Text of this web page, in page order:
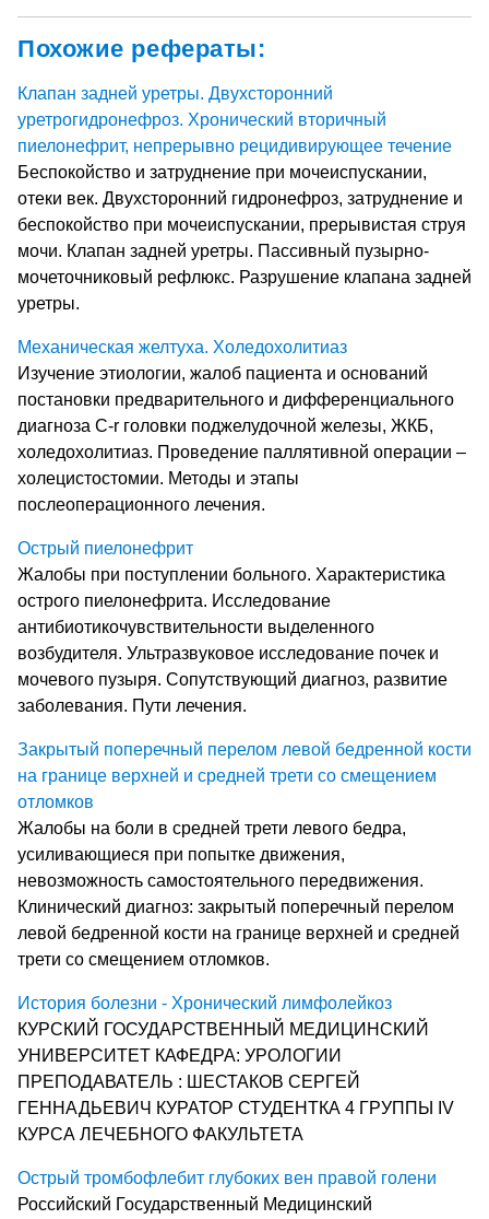
Похожие рефераты:
Клапан задней уретры. Двухсторонний
уретрогидронефроз. Хронический вторичный
пиелонефрит, непрерывно рецидивирующее течение
Беспокойство и затруднение при мочеиспускании,
отеки век. Двухсторонний гидронефроз, затруднение и
беспокойство при мочеиспускании, прерывистая струя
мочи. Клапан задней уретры. Пассивный пузырно-
мочеточниковый рефлюкс. Разрушение клапана задней
уретры.
Механическая желтуха. Холедохолитиаз
Изучение этиологии, жалоб пациента и оснований
постановки предварительного и дифференциального
диагноза C-r головки поджелудочной железы, ЖКБ,
холедохолитиаз. Проведение паллятивной операции –
холецистостомии. Методы и этапы
послеоперационного лечения.
Острый пиелонефрит
Жалобы при поступлении больного. Характеристика
острого пиелонефрита. Исследование
антибиотикочувствительности выделенного
возбудителя. Ультразвуковое исследование почек и
мочевого пузыря. Сопутствующий диагноз, развитие
заболевания. Пути лечения.
Закрытый поперечный перелом левой бедренной кости
на границе верхней и средней трети со смещением
отломков
Жалобы на боли в средней трети левого бедра,
усиливающиеся при попытке движения,
невозможность самостоятельного передвижения.
Клинический диагноз: закрытый поперечный перелом
левой бедренной кости на границе верхней и средней
трети со смещением отломков.
История болезни - Хронический лимфолейкоз
КУРСКИЙ ГОСУДАРСТВЕННЫЙ МЕДИЦИНСКИЙ
УНИВЕРСИТЕТ КАФЕДРА: УРОЛОГИИ
ПРЕПОДАВАТЕЛЬ : ШЕСТАКОВ СЕРГЕЙ
ГЕННАДЬЕВИЧ КУРАТОР СТУДЕНТКА 4 ГРУППЫ IV
КУРСА ЛЕЧЕБНОГО ФАКУЛЬТЕТА
Острый тромбофлебит глубоких вен правой голени
Российский Государственный Медицинский